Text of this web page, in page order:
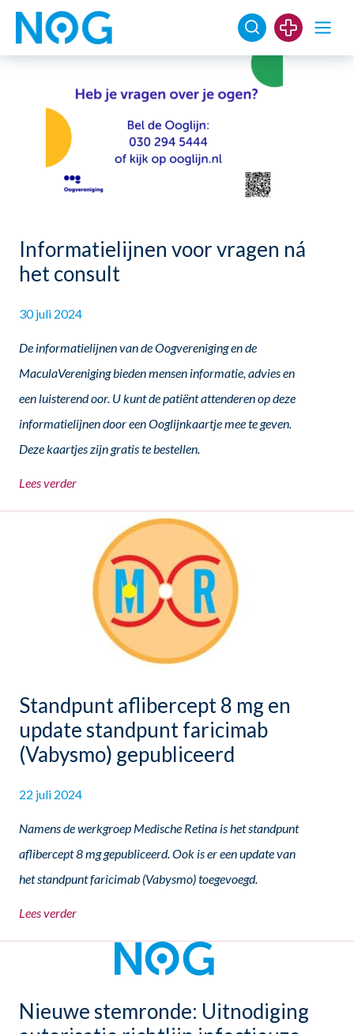
Informatielijnen voor vragen ná
het consult
30 juli 2024
De informatielijnen van de Oogvereniging en de
MaculaVereniging bieden mensen informatie, advies en
een luisterend oor. U kunt de patiënt attenderen op deze
informatielijnen door een Ooglijnkaartje mee te geven.
Deze kaartjes zijn gratis te bestellen.
Lees verder
Standpunt aflibercept 8 mg en
update standpunt faricimab
(Vabysmo) gepubliceerd
22 juli 2024
Namens de werkgroep Medische Retina is het standpunt
aflibercept 8 mg gepubliceerd. Ook is er een update van
het standpunt faricimab (Vabysmo) toegevoegd.
Lees verder
Nieuwe stemronde: Uitnodiging